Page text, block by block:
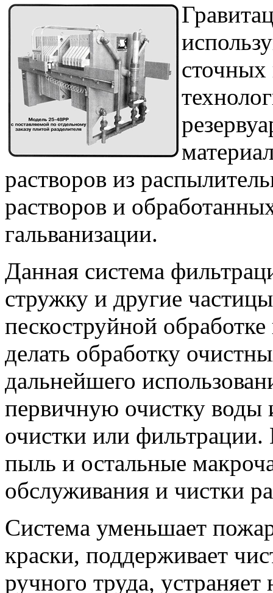
растворов из
растворов и
гальванизации.
Данная система
стружку и другие
пескоструйной
делать обработку
дальнейшего
первичную очистку воды
очистки или
пыль и остальные
обслуживания и чистки
Система уменьшает
краски, поддерживает
ручного труда,